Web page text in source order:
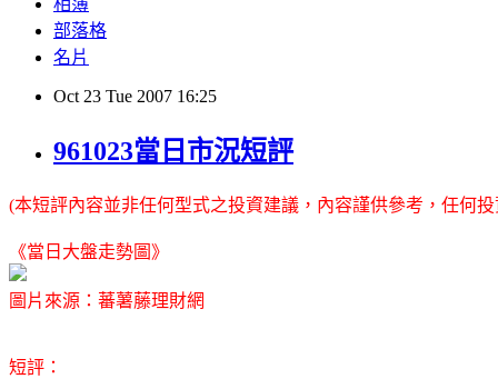
部落格
名片
Oct 23 Tue 2007 16:25
961023當日市況短評
(本短評內容並非任何型式之投資建議，內容謹供參考，任何
《當日大盤走勢圖》
圖片來源：蕃薯藤理財網
短評：